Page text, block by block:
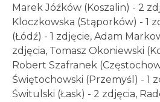
Marek Jóźków (Koszalin) - 2
Kloczkowska (Stąporków) - 1
(Łódź) - 1 zdjęcie, Adam
zdjęcia, Tomasz Okoniewski
Robert Szafranek
Świętochowski (Przemyśl) - 1
Świtulski (Łask) - 2 zdjęcia,